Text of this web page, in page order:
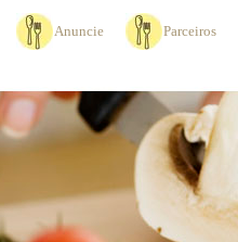
Anuncie Parceiros